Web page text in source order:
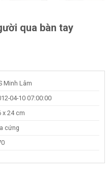
qua bàn tay
Minh Lâm
04-10 07:00:00
x 24 cm
cứng